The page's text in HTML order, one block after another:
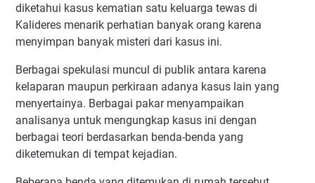
diketahui kasus kematian satu keluarga tewas di
Kalideres menarik perhatian banyak orang karena
menyimpan banyak misteri dari kasus ini.
Berbagai spekulasi muncul di publik antara karena
kelaparan maupun perkiraan adanya kasus lain yang
menyertainya. Berbagai pakar menyampaikan
analisanya untuk mengungkap kasus ini dengan
berbagai teori berdasarkan benda-benda yang
diketemukan di tempat kejadian.